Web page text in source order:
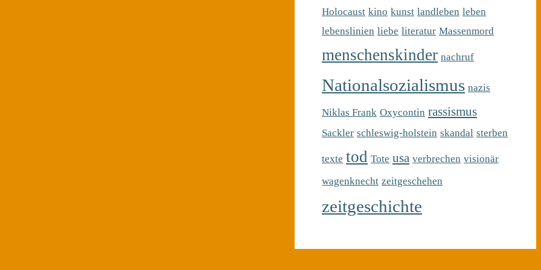
Holocaust kino kunst landleben leben
lebenslinien liebe literatur Massenmord
menschenskinder nachruf
Nationalsozialismus nazis
Niklas Frank Oxycontin rassismus
Sackler schleswig-holstein skandal sterben
texte tod Tote usa verbrechen visionär
wagenknecht zeitgeschehen
zeitgeschichte